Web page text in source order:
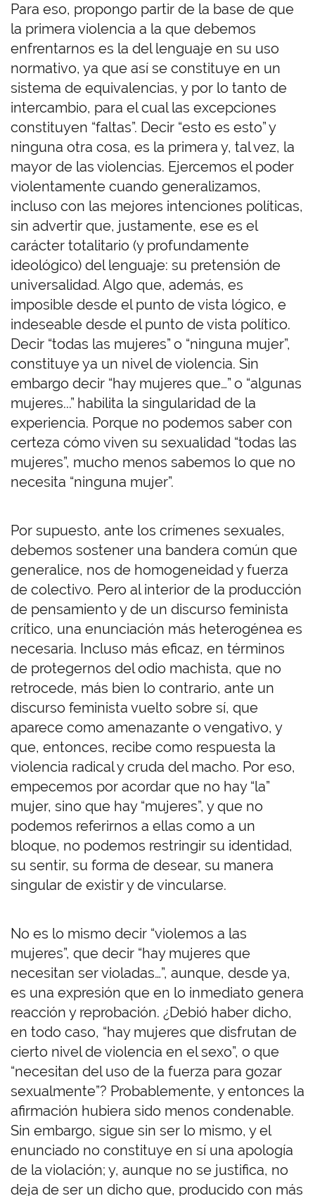
Para eso, propongo partir de la base de que
la primera violencia a la que debemos
enfrentarnos es la del lenguaje en su uso
normativo, ya que así se constituye en un
sistema de equivalencias, y por lo tanto de
intercambio, para el cual las excepciones
constituyen “faltas”. Decir “esto es esto” y
ninguna otra cosa, es la primera y, tal vez, la
mayor de las violencias. Ejercemos el poder
violentamente cuando generalizamos,
incluso con las mejores intenciones políticas,
sin advertir que, justamente, ese es el
carácter totalitario (y profundamente
ideológico) del lenguaje: su pretensión de
universalidad. Algo que, además, es
imposible desde el punto de vista lógico, e
indeseable desde el punto de vista político.
Decir “todas las mujeres” o “ninguna mujer”,
constituye ya un nivel de violencia. Sin
embargo decir “hay mujeres que…” o “algunas
mujeres...” habilita la singularidad de la
experiencia. Porque no podemos saber con
certeza cómo viven su sexualidad “todas las
mujeres”, mucho menos sabemos lo que no
necesita “ninguna mujer”.
Por supuesto, ante los crímenes sexuales,
debemos sostener una bandera común que
generalice, nos de homogeneidad y fuerza
de colectivo. Pero al interior de la producción
de pensamiento y de un discurso feminista
crítico, una enunciación más heterogénea es
necesaria. Incluso más eficaz, en términos
de protegernos del odio machista, que no
retrocede, más bien lo contrario, ante un
discurso feminista vuelto sobre sí, que
aparece como amenazante o vengativo, y
que, entonces, recibe como respuesta la
violencia radical y cruda del macho. Por eso,
empecemos por acordar que no hay “la”
mujer, sino que hay “mujeres”, y que no
podemos referirnos a ellas como a un
bloque, no podemos restringir su identidad,
su sentir, su forma de desear, su manera
singular de existir y de vincularse.
No es lo mismo decir “violemos a las
mujeres”, que decir “hay mujeres que
necesitan ser violadas…”, aunque, desde ya,
es una expresión que en lo inmediato genera
reacción y reprobación. ¿Debió haber dicho,
en todo caso, “hay mujeres que disfrutan de
cierto nivel de violencia en el sexo”, o que
“necesitan del uso de la fuerza para gozar
sexualmente”? Probablemente, y entonces la
afirmación hubiera sido menos condenable.
Sin embargo, sigue sin ser lo mismo, y el
enunciado no constituye en sí una apología
de la violación; y, aunque no se justifica, no
deja de ser un dicho que, producido con más